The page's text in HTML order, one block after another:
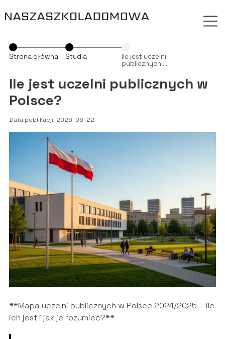
Strona główna Studia
Ile jest uczelni
publicznych w
Ile jest uczelni publicznych w
Polsce?
Data publikacji: 2026-06-22
**Mapa uczelni publicznych w Polsce 2024/2025 – ile
ich jest i jak je rozumieć?**